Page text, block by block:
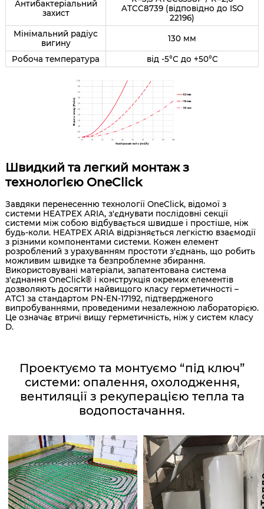
Антибактеріальний
захист
ATCC8739 (відповідно до ISO
22196)
Мінімальний радіус
вигину
130 мм
Робоча температура від -5°C до +50°C
Швидкий та легкий монтаж з
технологією OneClick
Завдяки перенесенню технології OneClick, відомої з
системи HEATPEX ARIA, з'єднувати послідовні секції
системи між собою відбувається швидше і простіше, ніж
будь-коли. HEATPEX ARIA відрізняється легкістю взаємодії
з різними компонентами системи. Кожен елемент
розроблений з урахуванням простоти з'єднань, що робить
можливим швидке та безпроблемне збирання.
Використовувані матеріали, запатентована система
з'єднання OneClick® і конструкція окремих елементів
дозволяють досягти найвищого класу герметичності –
ATC1 за стандартом PN-EN-17192, підтвердженого
випробуваннями, проведеними незалежною лабораторією.
Це означає втричі вищу герметичність, ніж у систем класу
D.
Проектуємо та монтуємо “під ключ”
системи: опалення, охолодження,
вентиляції з рекуперацією тепла та
водопостачання.